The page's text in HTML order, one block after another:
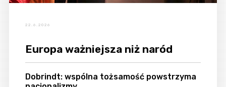
22.6.2026
Europa ważniejsza niż naród
Dobrindt: wspólna tożsamość powstrzyma